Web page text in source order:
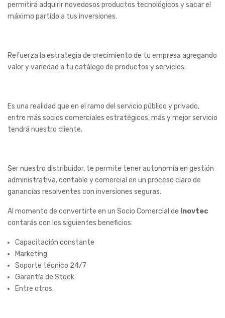
permitirá adquirir novedosos productos tecnológicos y sacar el
máximo partido a tus inversiones.
Refuerza la estrategia de crecimiento de tu empresa agregando
valor y variedad a tu catálogo de productos y servicios.
Es una realidad que en el ramo del servicio público y privado,
entre más socios comerciales estratégicos, más y mejor servicio
tendrá nuestro cliente.
Ser nuestro distribuidor, te permite tener autonomía en gestión
administrativa, contable y comercial en un proceso claro de
ganancias resolventes con inversiones seguras.
Al momento de convertirte en un Socio Comercial de Inovtec
contarás con los siguientes beneficios:
Capacitación constante
Marketing
Soporte técnico 24/7
Garantía de Stock
Entre otros.